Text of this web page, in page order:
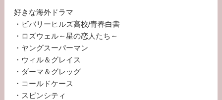
好きな海外ドラマ
・ビバリーヒルズ高校/青春白書
・ロズウェル～星の恋人たち～
・ヤングスーパーマン
・ウィル＆グレイス
・ダーマ＆グレッグ
・コールドケース
・スピンシティ